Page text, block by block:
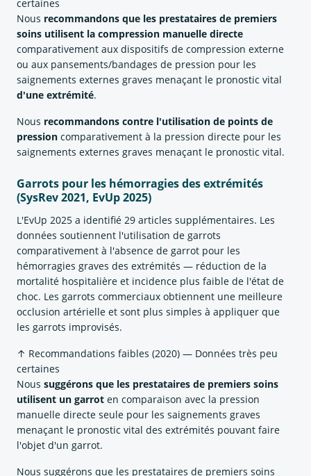
certaines
Nous recommandons que les prestataires de premiers
soins utilisent la compression manuelle directe
comparativement aux dispositifs de compression externe
ou aux pansements/bandages de pression pour les
saignements externes graves menaçant le pronostic vital
d'une extrémité.
Nous recommandons contre l'utilisation de points de
pression comparativement à la pression directe pour les
saignements externes graves menaçant le pronostic vital.
Garrots pour les hémorragies des extrémités
(SysRev 2021, EvUp 2025)
L'EvUp 2025 a identifié 29 articles supplémentaires. Les
données soutiennent l'utilisation de garrots
comparativement à l'absence de garrot pour les
hémorragies graves des extrémités — réduction de la
mortalité hospitalière et incidence plus faible de l'état de
choc. Les garrots commerciaux obtiennent une meilleure
occlusion artérielle et sont plus simples à appliquer que
les garrots improvisés.
↑ Recommandations faibles (2020) — Données très peu
certaines
Nous suggérons que les prestataires de premiers soins
utilisent un garrot en comparaison avec la pression
manuelle directe seule pour les saignements graves
menaçant le pronostic vital des extrémités pouvant faire
l'objet d'un garrot.
Nous suggérons que les prestataires de premiers soins